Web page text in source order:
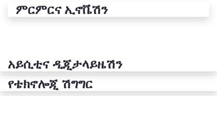
ምርምርና ኢኖቬሽን
አይሲቲና ዲጂታላይዜሽን
የቴክኖሎጂ ሽግግር